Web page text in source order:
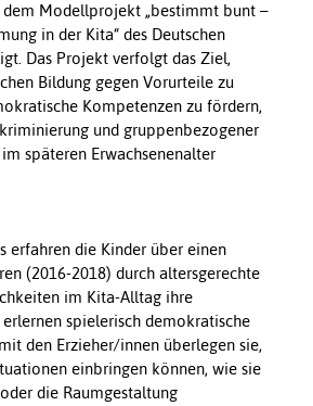
Modellprojekt „bestimmt bunt –
in der Kita“ des Deutschen
Das Projekt verfolgt das Ziel,
Bildung gegen Vorurteile zu
Kompetenzen zu fördern,
und gruppenbezogener
späteren Erwachsenenalter
erfahren die Kinder über einen
(2016-2018) durch altersgerechte
im Kita-Alltag ihre
spielerisch demokratische
den Erzieher/innen überlegen sie,
einbringen können, wie sie
die Raumgestaltung